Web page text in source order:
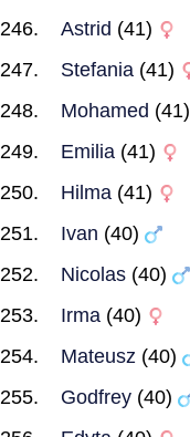
Astrid (41)
Stefania (41)
Mohamed (41)
Emilia (41)
Hilma (41)
Ivan (40)
Nicolas (40)
Irma (40)
Mateusz (40)
Godfrey (40)